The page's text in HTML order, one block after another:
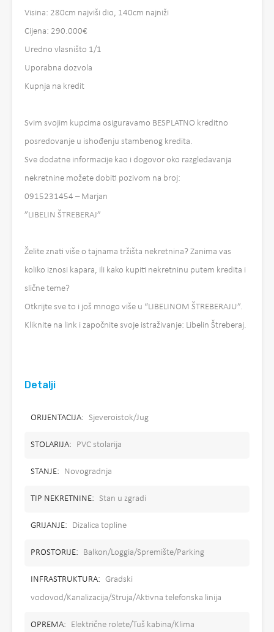
Visina: 280cm najviši dio, 140cm najniži
Cijena: 290.000€
Uredno vlasništo 1/1
Uporabna dozvola
Kupnja na kredit
Svim svojim kupcima osiguravamo BESPLATNO kreditno
posredovanje u ishođenju stambenog kredita.
Sve dodatne informacije kao i dogovor oko razgledavanja
nekretnine možete dobiti pozivom na broj:
0915231454 – Marjan
”LIBELIN ŠTREBERAJ”
Želite znati više o tajnama tržišta nekretnina? Zanima vas
koliko iznosi kapara, ili kako kupiti nekretninu putem kredita i
slične teme?
Otkrijte sve to i još mnogo više u “LIBELINOM ŠTREBERAJU”.
Kliknite na link i započnite svoje istraživanje: Libelin Štreberaj.
Detalji
ORIJENTACIJA: Sjeveroistok/Jug
STOLARIJA: PVC stolarija
STANJE: Novogradnja
TIP NEKRETNINE: Stan u zgradi
GRIJANJE: Dizalica topline
PROSTORIJE: Balkon/Loggia/Spremište/Parking
INFRASTRUKTURA: Gradski
vodovod/Kanalizacija/Struja/Aktivna telefonska linija
OPREMA: Električne rolete/Tuš kabina/Klima